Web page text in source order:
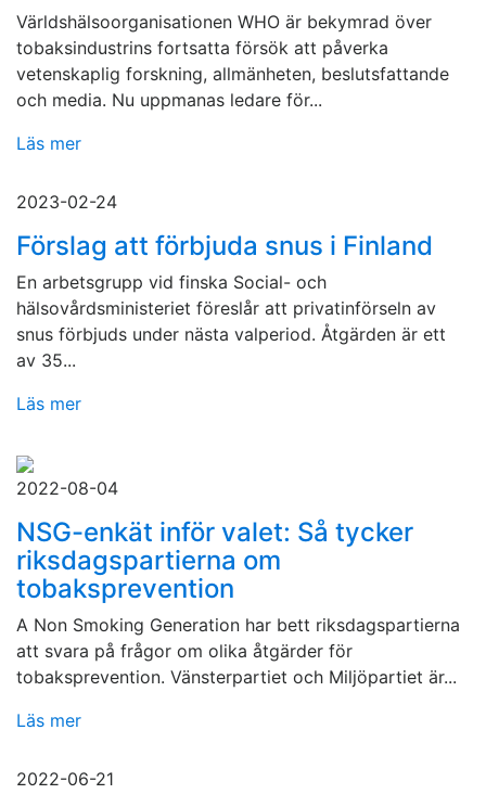
Världshälsoorganisationen WHO är bekymrad över
tobaksindustrins fortsatta försök att påverka
vetenskaplig forskning, allmänheten, beslutsfattande
och media. Nu uppmanas ledare för...
Läs mer
2023-02-24
Förslag att förbjuda snus i Finland
En arbetsgrupp vid finska Social- och
hälsovårdsministeriet föreslår att privatinförseln av
snus förbjuds under nästa valperiod. Åtgärden är ett
av 35...
Läs mer
2022-08-04
NSG-enkät inför valet: Så tycker
riksdagspartierna om
tobaksprevention
A Non Smoking Generation har bett riksdagspartierna
att svara på frågor om olika åtgärder för
tobaksprevention. Vänsterpartiet och Miljöpartiet är...
Läs mer
2022-06-21